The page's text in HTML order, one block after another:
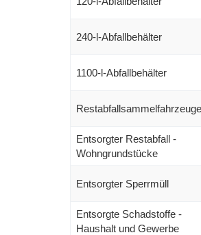
240-l-Abfallbehälter
1100-l-Abfallbehälter
Restabfallsammelfahrzeuge
Entsorgter Restabfall -
Wohngrundstücke
Entsorgter Sperrmüll
Entsorgte Schadstoffe -
Haushalt und Gewerbe